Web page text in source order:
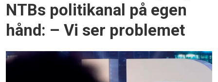
NTBs politikanal på egen
hånd: – Vi ser problemet